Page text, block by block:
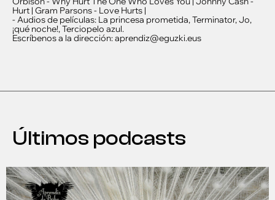
Hurt | Gram Parsons - Love Hurts |
- Audios de películas: La princesa prometida, Terminator, Jo,
¡qué noche!, Terciopelo azul.
Escríbenos a la dirección: aprendiz@eguzki.eus
Últimos podcasts